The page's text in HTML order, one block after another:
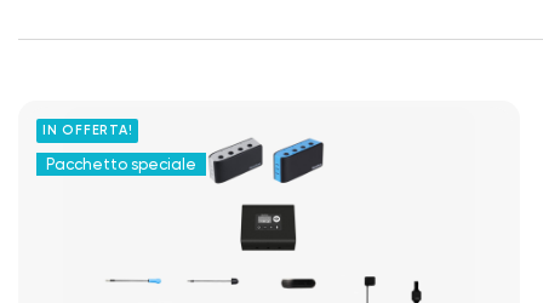
IN OFFERTA!
Pacchetto speciale